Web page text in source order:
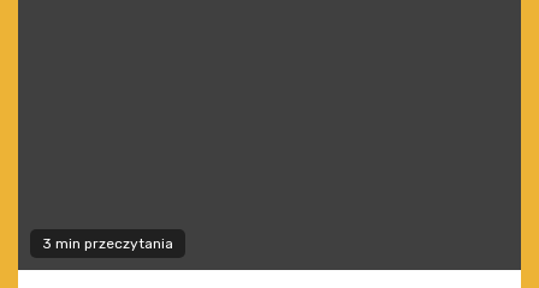
3 min przeczytania